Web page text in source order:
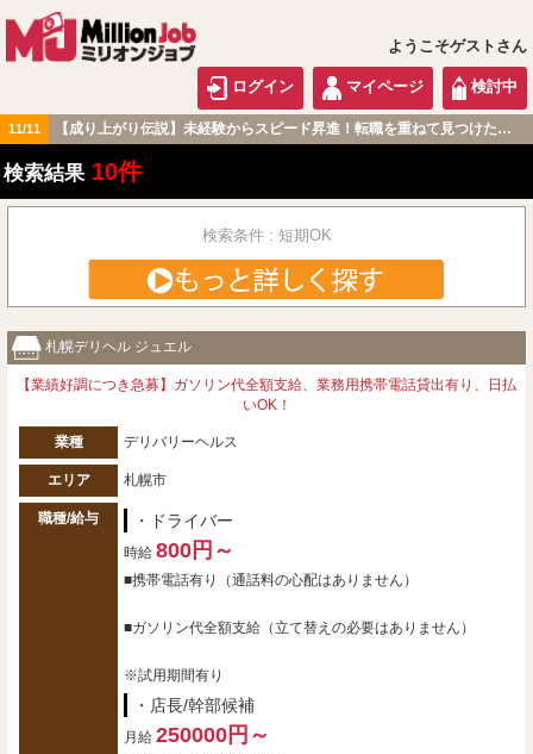
ようこそゲストさん
ログイン マイページ 検討中
11/11 【成り上がり伝説】未経験からスピード昇進！転職を重ねて見つけた『本当に働きやすい職場』とは？
北海道・東北版
検索結果 10件
検索条件 : 短期OK
札幌デリヘル ジュエル
【業績好調につき急募】ガソリン代全額支給、業務用携帯電話貸出有り、日払
いOK！
業種 デリバリーヘルス
エリア 札幌市
職種/給与 ・ドライバー
時給 800円～
■携帯電話有り（通話料の心配はありません）
■ガソリン代全額支給（立て替えの必要はありません）
※試用期間有り
・店長/幹部候補
月給 250000円～